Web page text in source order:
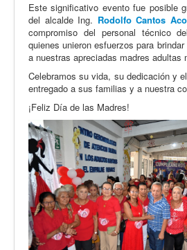
Este significativo evento fue posible
del alcalde Ing. Rodolfo Cantos
compromiso del personal técnico
quienes unieron esfuerzos para
a nuestras apreciadas madres adultas
Celebramos su vida, su dedicación y
entregado a sus familias y a nuestra
¡Feliz Día de las Madres!